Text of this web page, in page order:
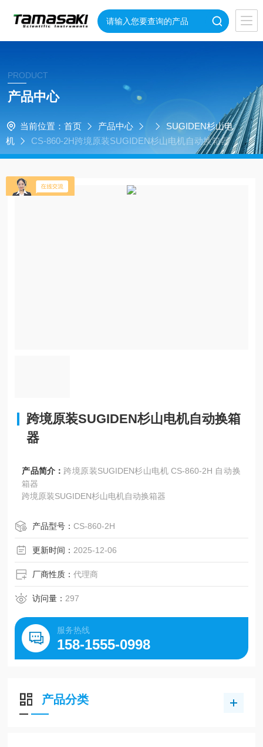
PRODUCT
产品中心
当前位置： 首页 产品中心
SUGIDEN杉山电
机
CS-860-2H跨境原装SUGIDEN杉山电机自动换箱器
跨境原装SUGIDEN杉山电机自动换箱
器
产品简介： 跨境原装SUGIDEN杉山电机 CS-860-2H 自动换
箱器
跨境原装SUGIDEN杉山电机自动换箱器
产品型号：CS-860-2H
更新时间： 2025-12-06
厂商性质：代理商
访问量： 297
服务热线
158-1555-0998
产品分类